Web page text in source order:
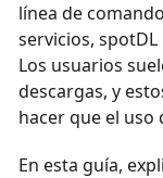
línea de
servicios,
Los usuarios
descargas, y
hacer que el
En esta guía,